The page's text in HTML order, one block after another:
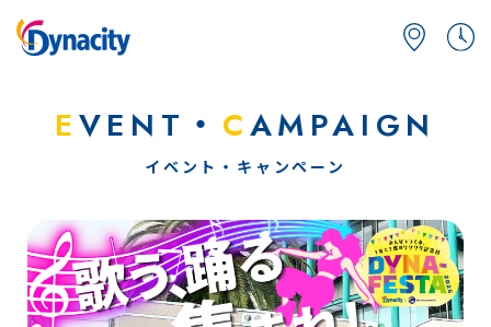
EVENT・ CAMPAIGN
イベント・キャンペーン